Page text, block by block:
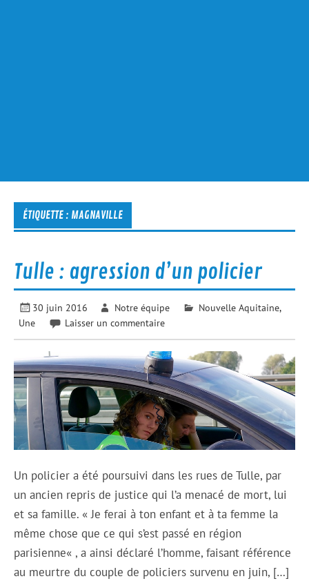
ÉTIQUETTE : MAGNAVILLE
Tulle : agression d’un policier
30 juin 2016 Notre équipe Nouvelle Aquitaine,
Une
Laisser un commentaire
Un policier a été poursuivi dans les rues de Tulle, par
un ancien repris de justice qui l’a menacé de mort, lui
et sa famille. « Je ferai à ton enfant et à ta femme la
même chose que ce qui s’est passé en région
parisienne« , a ainsi déclaré l’homme, faisant référence
au meurtre du couple de policiers survenu en juin, […]